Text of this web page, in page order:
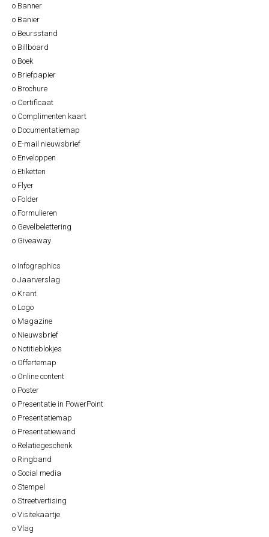
o Banner
o Banier
o Beursstand
o Billboard
o Boek
o Briefpapier
o Brochure
o Certificaat
o Complimenten kaart
o Documentatiemap
o E-mail nieuwsbrief
o Enveloppen
o Etiketten
o Flyer
o Folder
o Formulieren
o Gevelbelettering
o Giveaway
o Infographics
o Jaarverslag
o Krant
o Logo
o Magazine
o Nieuwsbrief
o Notitieblokjes
o Offertemap
o Online content
o Poster
o Presentatie in PowerPoint
o Presentatiemap
o Presentatiewand
o Relatiegeschenk
o Ringband
o Social media
o Stempel
o Streetvertising
o Visitekaartje
o Vlag